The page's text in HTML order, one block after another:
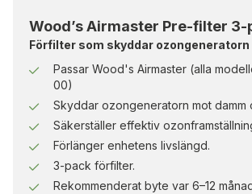
Wood’s Airmaster Pre-filter 3-
Förfilter som skyddar ozongeneratorn
Passar Wood's Airmaster (alla
00)
Skyddar ozongeneratorn mot damm
Säkerställer effektiv
Förlänger enhetens livslängd.
3-pack förfilter.
Rekommenderat byte var 6–12